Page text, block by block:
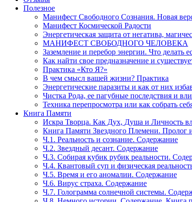
Полезное
Манифест Свободного Сознания. Новая
Манифест Космической Радости
Энергетическая защита от негатива,
МАНИФЕСТ СВОБОДНОГО ЧЕЛОВЕКА
Заземление и перебор энергии. Что делать
Как найти свое предназначение и
Практика «Кто Я?»
В чем смысл вашей жизни? Практика
Энергетические паразиты и как от них
Чистка Рода, ее пагубные последствия и
Техника перепросмотра или как собрать
Книга Памяти
Искра Творца. Как Дух, Душа и Личность
Книга Памяти Звездного Племени. Пролог
Ч.1. Реальность и сознание. Содержание
Ч.2. Звездный десант. Содержание
Ч.3. Собирая кубик рубик реальности.
Ч.4. Квантовый суп и физическая
Ч.5. Время и его аномалии. Содержание
Ч.6. Вирус страха. Содержание
Ч.7. Голограмма солнечной системы.